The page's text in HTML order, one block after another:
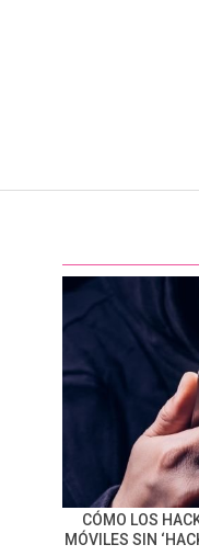
CÓMO LOS
MÓVILES SIN